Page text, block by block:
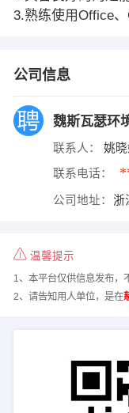
3.熟练使用Office、
公司信息
魏斯瓦瑟环
联系人： 姚晓
联系电话：
公司地址： 浙
温馨提示
1、本平台仅供信息发布，
2、请告知用人单位，是在